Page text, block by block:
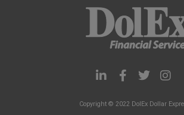
L
i
k
F
a
e
T
w
t
I
n
t
Copyright © 2022 DolEx Dollar